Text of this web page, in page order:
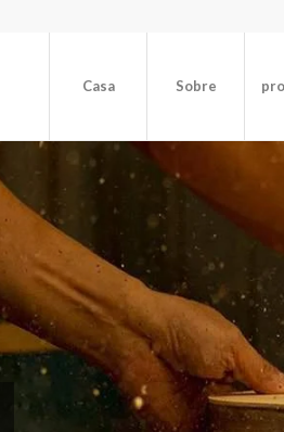
Casa Sobre